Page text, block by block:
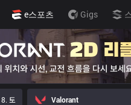
e스포츠 Gigs
토 Valorant